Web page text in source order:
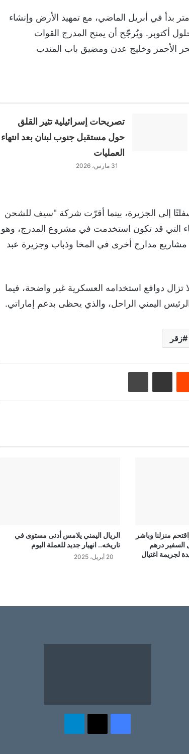
الصور تظهر أن العمل في بناء المدرج بطول نحو 2000 متر بدأ في أبريل الماضي، مع تمهيد الأرض وإنشاء
أكتوبر. ويُرجّح أن يمنح المدرج القوات
الأحمر وخليج عدن ومضيق باب المندب
تصريحات إسرائيلية تثير القلق
حول مستقبل جنوب لبنان بعد انتهاء
العمليات
31 مارس، 2026
إلى الجزيرة، بينما أقرّت شركة "سيف للشحن
التي قد تكون استخدمت في مشروع المدرج، وهو
مشاريع مدارج أخرى في المخا وذباب وجزيرة عبد
تزال دوافع استخدامه العسكرية غير واضحة، فيما
اليمني الراحل، والذي يحظى بدعم إماراتي.
زقر
منزلنا وباشر
السفير درهم
لجريمة اغتيال
الريال اليمني يلامس أدنى مستوى في
تاريخه.. انهيار جديد للعملة اليوم
20 أبريل، 2025